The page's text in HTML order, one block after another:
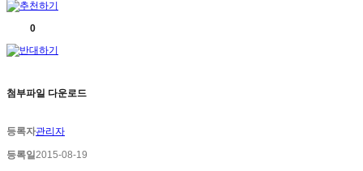
0
첨부파일 다운로드
등록자관리자
등록일2015-08-19